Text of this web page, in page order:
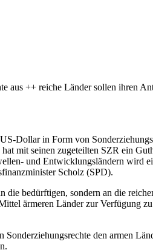
aus ++ reiche Länder sollen ihren
Dollar in Form von
mit seinen zugeteilten SZR ein
und Entwicklungsländern wird
Scholz (SPD).
bedürftigen, sondern an die
ärmeren Länder zur Verfügung
den armen